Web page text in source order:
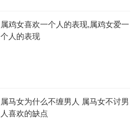
属鸡女喜欢一个人的表现,属鸡女爱一
个人的表现
属马女为什么不缠男人 属马女不讨男
人喜欢的缺点